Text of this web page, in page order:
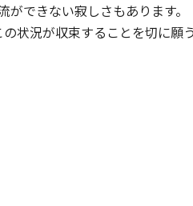
できない寂しさもあります。
状況が収束することを切に願う